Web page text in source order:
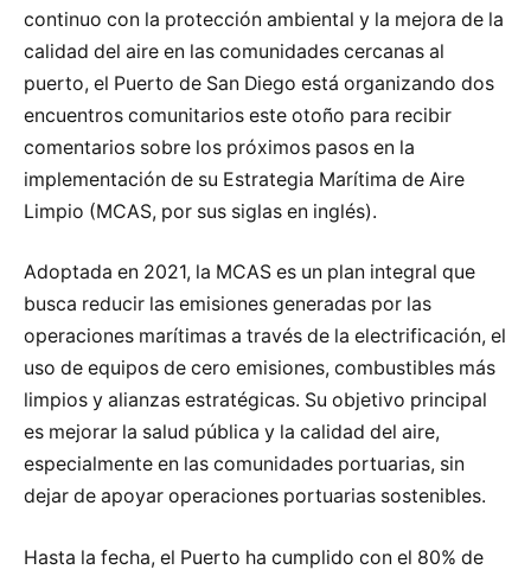
continuo con la protección ambiental y la mejora de la
calidad del aire en las comunidades cercanas al
puerto, el Puerto de San Diego está organizando dos
encuentros comunitarios este otoño para recibir
comentarios sobre los próximos pasos en la
implementación de su Estrategia Marítima de Aire
Limpio (MCAS, por sus siglas en inglés).
Adoptada en 2021, la MCAS es un plan integral que
busca reducir las emisiones generadas por las
operaciones marítimas a través de la electrificación, el
uso de equipos de cero emisiones, combustibles más
limpios y alianzas estratégicas. Su objetivo principal
es mejorar la salud pública y la calidad del aire,
especialmente en las comunidades portuarias, sin
dejar de apoyar operaciones portuarias sostenibles.
Hasta la fecha, el Puerto ha cumplido con el 80% de